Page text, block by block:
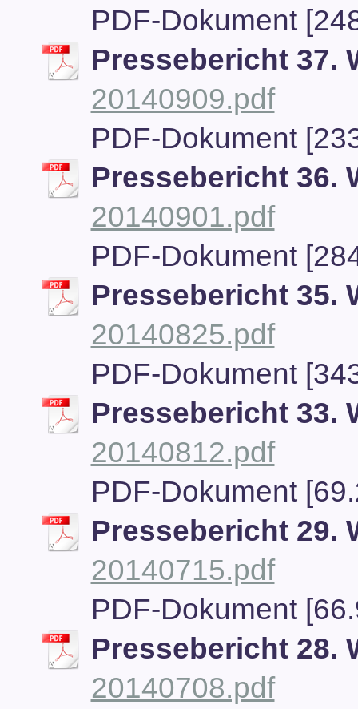
PDF-Dokument
Pressebericht 37.
20140909.pdf
PDF-Dokument
Pressebericht 36.
20140901.pdf
PDF-Dokument
Pressebericht 35.
20140825.pdf
PDF-Dokument
Pressebericht 33.
20140812.pdf
PDF-Dokument
Pressebericht 29.
20140715.pdf
PDF-Dokument
Pressebericht 28.
20140708.pdf